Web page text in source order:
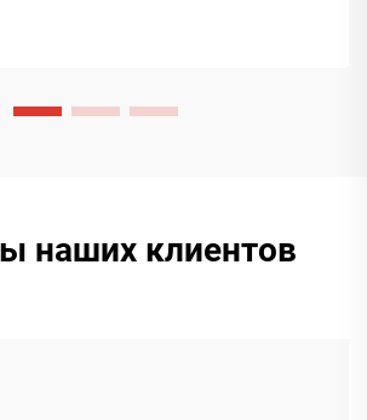
наших клиентов